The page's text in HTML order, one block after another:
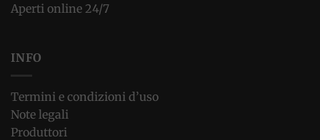
Aperti online 24/7
INFO
Termini e condizioni d’uso
Note legali
Produttori